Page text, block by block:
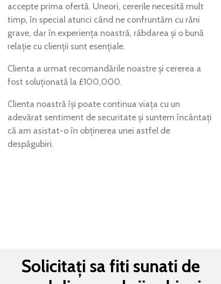
accepte prima ofertă. Uneori, cererile necesită mult
timp, în special atunci când ne confruntăm cu răni
grave, dar în experiența noastră, răbdarea și o bună
relație cu clienții sunt esențiale.
Clienta a urmat recomandările noastre și cererea a
fost soluționată la £100,000.
Clienta noastră își poate continua viața cu un
adevărat sentiment de securitate și suntem încântați
că am asistat-o în obținerea unei astfel de
despăgubiri.
Solicitați sa fiti sunati de